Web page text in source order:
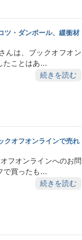
ツ・ダンボール、緩衝材
んは、ブックオフオン
たことはあ…
続きを読む
クオフオンラインで売れ
フオンラインへのお問
で買ったも…
続きを読む